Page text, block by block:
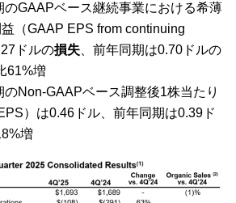
のGAAPベース継続事業における希薄
（GAAP EPS from continuing
ドルの損失 、前年同期は0.70ドルの
61%増
Non-GAAPベース調整後1株当たり
）は0.46ドル、前年同期は0.39ド
増